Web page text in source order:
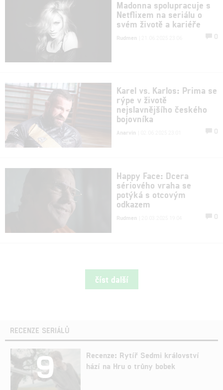
Madonna spolupracuje s
Netflixem na seriálu o
svém životě a kariéře
Rudmen 0
Karel vs. Karlos: Prima se
rýpe v životě
nejslavnějšího českého
bojovníka
Anarvin 0
Happy Face: Dcera
sériového vraha se
potýká s otcovým
odkazem
Rudmen 0
číst další
RECENZE SERIÁLŮ
9
Recenze: Rytíř Sedmi království
hází na Hru o trůny bobek